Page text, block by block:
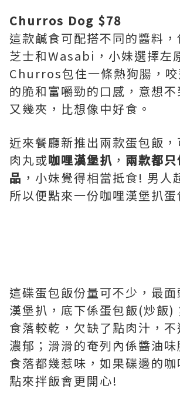
Churros Dog $78
這款鹹食可配搭不同的醬料，
芝士和Wasabi，小妹選擇左
Churros包住一條熱狗腸，
的脆和富嚼勁的口感，意想
又幾夾，比想像中好食。
近來餐廳新推出兩款蛋包飯
肉丸或咖哩漢堡扒 ， 兩款都
品 ，小妹覺得相當抵食! 男人
所以便點來一份咖哩漢堡扒蛋
這碟蛋包飯份量可不少，最
漢堡扒，底下係蛋包飯(炒飯)
食落較乾，欠缺了點肉汁，
濃郁；滑滑的奄列內係醬油味
食落都幾惹味，如果碟邊的
點來拌飯會更開心!